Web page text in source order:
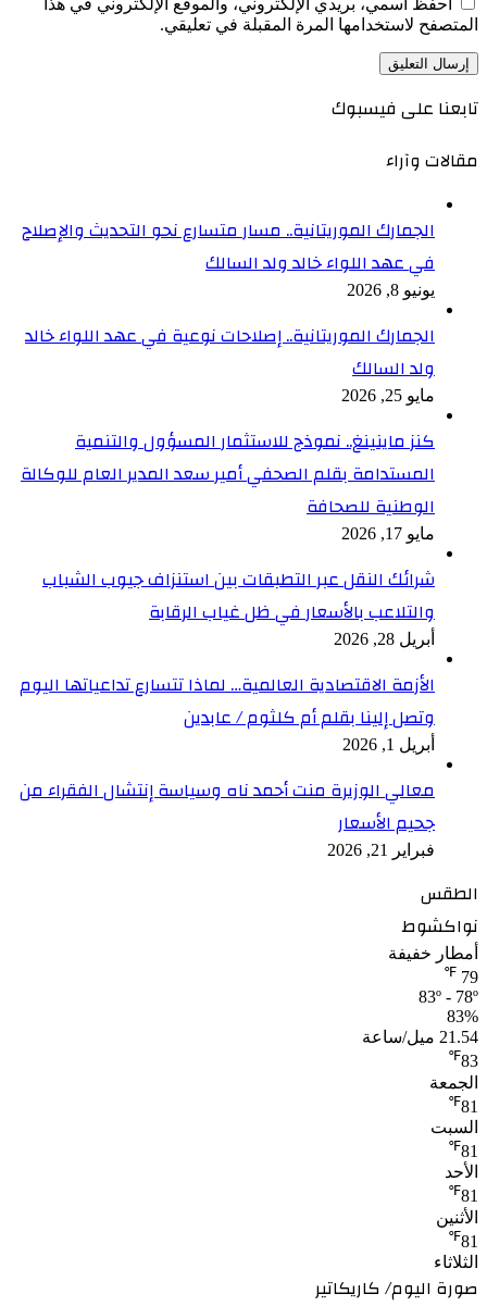
المتصفح لاستخدامها المرة المقبلة في تعليقي.
تابعنا على فيسبوك
مقالات وآراء
الجمارك الموريتانية.. مسار متسارع نحو التحديث والإصلاح
في عهد اللواء خالد ولد السالك
يونيو 8, 2026
الجمارك الموريتانية.. إصلاحات نوعية في عهد اللواء خالد
ولد السالك
مايو 25, 2026
كنز ماينينغ.. نموذج للاستثمار المسؤول والتنمية
المستدامة بقلم الصحفي أمير سعد المدير العام للوكالة
الوطنية للصحافة
مايو 17, 2026
شرائك النقل عبر التطبقات بين استنزاف جيوب الشباب
والتلاعب بالأسعار في ظل غياب الرقابة
أبريل 28, 2026
الأزمة الاقتصادية العالمية… لماذا تتسارع تداعياتها اليوم
وتصل إلينا بقلم أم كلثوم / عابدين
أبريل 1, 2026
معالي الوزيرة منت أحمد ناه وسياسة إنتشال الفقراء من
جحيم الأسعار
فبراير 21, 2026
الطقس
نواكشوط
أمطار خفيفة
79
℉
83º - 78º
83%
21.54 ميل/ساعة
83
℉
الجمعة
81
℉
السبت
81
℉
الأحد
81
℉
الأثنين
81
℉
الثلاثاء
صورة اليوم/ كاريكاتير